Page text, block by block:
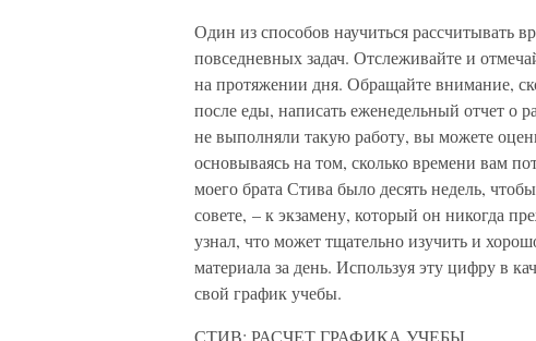
Один из способов научиться рассчитывать
повседневных задач. Отслеживайте и
на протяжении дня. Обращайте внимание,
после еды, написать еженедельный отчет о
не выполняли такую работу, вы можете
основываясь на том, сколько времени вам
моего брата Стива было десять недель,
совете, – к экзамену, который он никогда
узнал, что может тщательно изучить и
материала за день. Используя эту цифру в
свой график учебы.
СТИВ: РАСЧЕТ ГРАФИКА УЧЕБЫ